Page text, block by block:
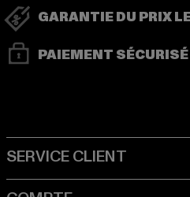
GARANTIE DU PRIX
PAIEMENT SÉCURISÉ